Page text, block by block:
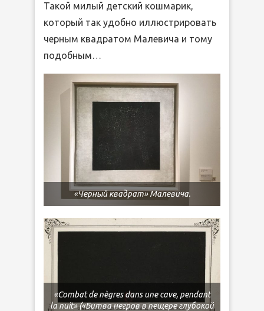
Такой милый детский кошмарик,
который так удобно иллюстрировать
черным квадратом Малевича и тому
подобным…
«Черный квадрат» Малевича.
«Combat de nègres dans une cave, pendant
la nuit» («Битва негров в пещере глубокой